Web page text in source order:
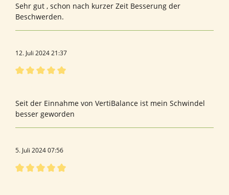
Sehr gut , schon nach kurzer Zeit Besserung der
Beschwerden.
12. Juli 2024 21:37
Seit der Einnahme von VertiBalance ist mein Schwindel
besser geworden
5. Juli 2024 07:56